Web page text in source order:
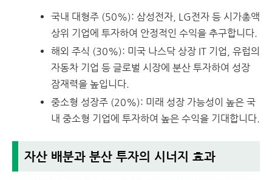
국내 대형주 (50%): 삼성전자, LG전자 등 시가총액
상위 기업에 투자하여 안정적인 수익을 추구합니다.
해외 주식 (30%): 미국 나스닥 상장 IT 기업, 유럽의
자동차 기업 등 글로벌 시장에 분산 투자하여 성장
잠재력을 높입니다.
중소형 성장주 (20%): 미래 성장 가능성이 높은 국
내 중소형 기업에 투자하여 높은 수익을 기대합니다.
자산 배분과 분산 투자의 시너지 효과